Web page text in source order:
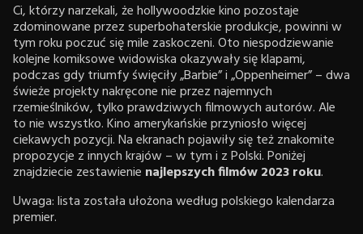
Ci, którzy narzekali, że hollywoodzkie kino pozostaje
zdominowane przez superbohaterskie produkcje, powinni w
tym roku poczuć się mile zaskoczeni. Oto niespodziewanie
kolejne komiksowe widowiska okazywały się klapami,
podczas gdy triumfy święciły „Barbie” i „Oppenheimer” – dwa
świeże projekty nakręcone nie przez najemnych
rzemieślników, tylko prawdziwych filmowych autorów. Ale
to nie wszystko. Kino amerykańskie przyniosło więcej
ciekawych pozycji. Na ekranach pojawiły się też znakomite
propozycje z innych krajów – w tym i z Polski. Poniżej
znajdziecie zestawienie najlepszych filmów 2023 roku.
Uwaga: lista została ułożona według polskiego kalendarza
premier.